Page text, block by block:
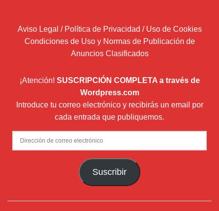
Aviso Legal / Política de Privacidad / Uso de Cookies
Condiciones de Uso y Normas de Publicación de
Anuncios Clasificados
¡Atención! SUSCRIPCIÓN COMPLETA a través de
Wordpress.com
Introduce tu correo electrónico y recibirás un email por
cada entrada que publiquemos.
Dirección
de
Suscribir